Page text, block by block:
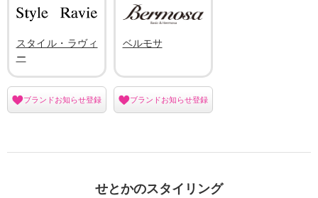
スタイル・ラヴィ
ー
ブランドお知らせ登録
ベルモサ
ブランドお知らせ登録
せとかのスタイリング